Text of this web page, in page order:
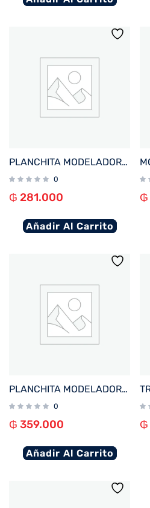
PLANCHITA MODELADORA MULTILASER EB136 EFECTO AFRODITA 75W BIVOLT
0
₲ 281.000
Añadir Al Carrito
₲
PLANCHITA MODELADORA MULTILASER EB130 EFECTO SIRENA 2EN1 100W BIVOLT
0
₲ 359.000
Añadir Al Carrito
₲